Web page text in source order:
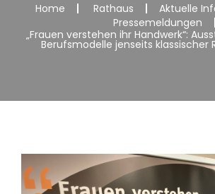
Home Rathaus
Aktuelle
Pressemeldungen
„Frauen verstehen ihr Handwerk“:
Berufsmodelle jenseits klassischer